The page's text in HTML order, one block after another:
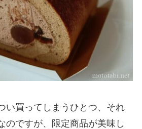
い買ってしまうひとつ、それ
のですが、限定商品が美味し